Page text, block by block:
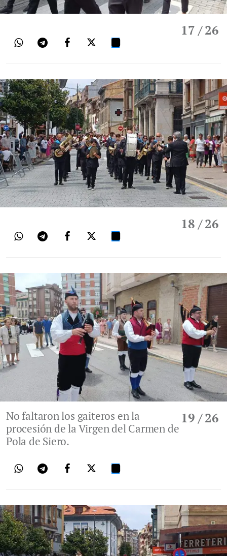
17 / 26
18 / 26
19 / 26
No faltaron los gaiteros en la
procesión de la Virgen del Carmen de
Pola de Siero.